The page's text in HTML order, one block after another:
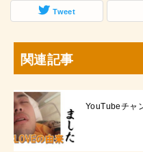
Tweet
関連記事
YouTubeチャ